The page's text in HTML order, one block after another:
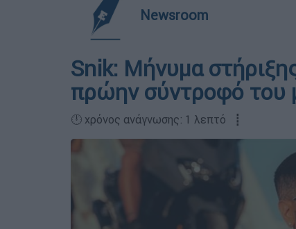
Newsroom
Snik: Μήνυμα
πρώην σύντροφό του
🕛 χρόνος ανάγνωσης: 1 λεπτό ┋